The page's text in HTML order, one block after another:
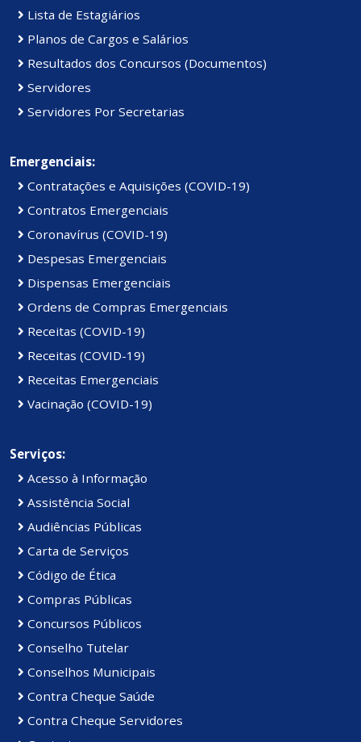
Lista de Estagiários
Planos de Cargos e Salários
Resultados dos Concursos (Documentos)
Servidores
Servidores Por Secretarias
Emergenciais:
Contratações e Aquisições (COVID-19)
Contratos Emergenciais
Coronavírus (COVID-19)
Despesas Emergenciais
Dispensas Emergenciais
Ordens de Compras Emergenciais
Receitas (COVID-19)
Receitas (COVID-19)
Receitas Emergenciais
Vacinação (COVID-19)
Serviços:
Acesso à Informação
Assistência Social
Audiências Públicas
Carta de Serviços
Código de Ética
Compras Públicas
Concursos Públicos
Conselho Tutelar
Conselhos Municipais
Contra Cheque Saúde
Contra Cheque Servidores